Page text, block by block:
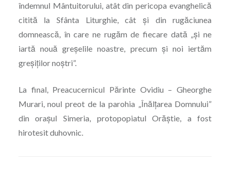
îndemnul Mântuitorului, atât din pericopa evanghelică
citită la Sfânta Liturghie, cât și din rugăciunea
domnească, în care ne rugăm de fiecare dată „și ne
iartă nouă greșelile noastre, precum și noi iertăm
greșiților noștri”.
La final, Preacucernicul Părinte Ovidiu – Gheorghe
Murari, noul preot de la parohia „Înălțarea Domnului”
din orașul Simeria, protopopiatul Orăștie, a fost
hirotesit duhovnic.